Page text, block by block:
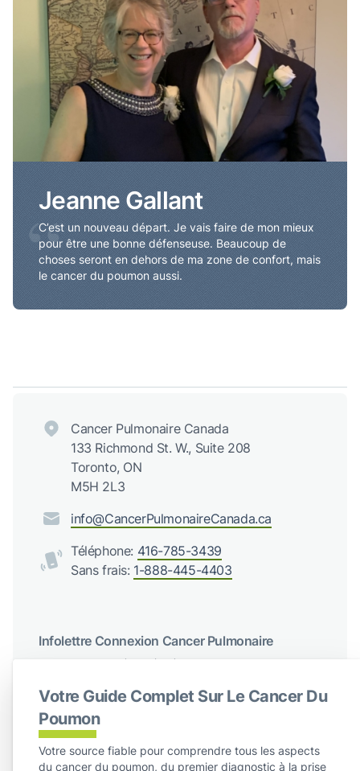
Votre Guide Complet Sur Le Cancer Du
Poumon
Votre source fiable pour comprendre tous les aspects
du cancer du poumon, du premier diagnostic à la prise
Jeanne Gallant
C’est un nouveau départ. Je vais faire de mon mieux
pour être une bonne défenseuse. Beaucoup de
choses seront en dehors de ma zone de confort, mais
le cancer du poumon aussi.
“
Cancer Pulmonaire Canada
133 Richmond St. W., Suite 208
Toronto, ON
M5H 2L3
info@CancerPulmonaireCanada.ca
Téléphone: 416-785-3439
Sans frais: 1-888-445-4403
Infolettre Connexion Cancer Pulmonaire
Recevez des mises à jour régulières de Cancer du poumon
S'abonner
Suivez-nous sur les réseaux sociaux